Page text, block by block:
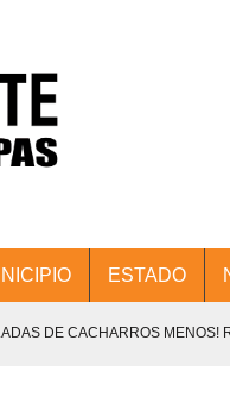
ESTADO
DE CACHARROS MENOS!